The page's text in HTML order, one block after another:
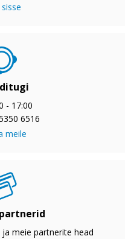
- 17:00
6516
meile
ja meie partnerite head